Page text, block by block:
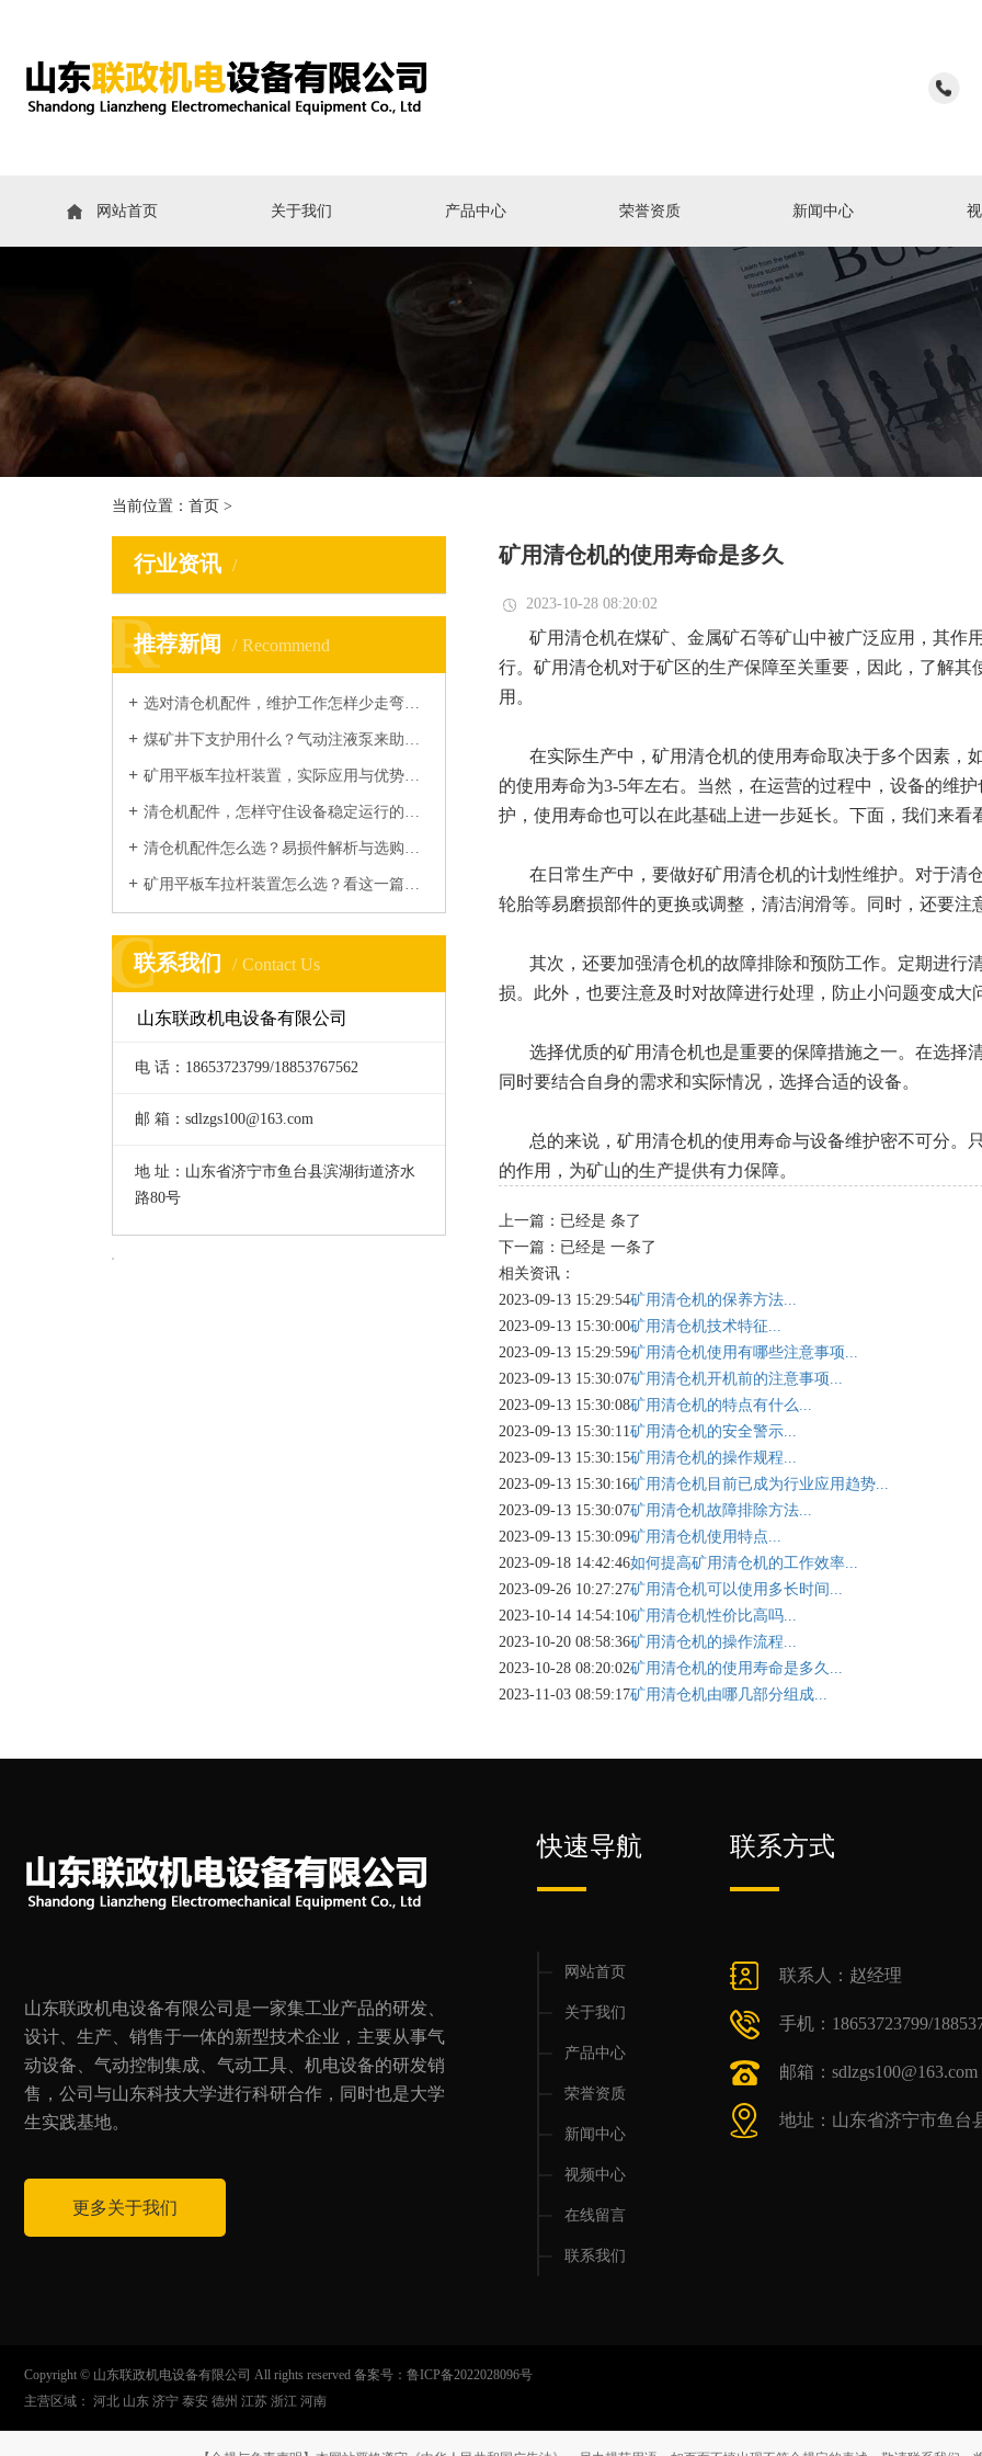
网站首页 关于我们 产品中心 荣誉资质 新闻中心
当前位置： 首页 >
行业资讯
推荐新闻 Recommend
R
R
选对清仓机配件，维护工作怎样少走弯路？...
煤矿井下支护用什么？气动注液泵来助力...
矿用平板车拉杆装置，实际应用与优势你了解多少？...
清仓机配件，怎样守住设备稳定运行的底线？...
清仓机配件怎么选？易损件解析与选购指南...
矿用平板车拉杆装置怎么选？看这一篇就够...
联系我们 Contact Us
C
C
山东联政机电设备有限公司
电 话：18653723799/18853767562
邮 箱：sdlzgs100@163.com
地 址：山东省济宁市鱼台县滨湖街道济水
路80号
矿用清仓机的使用寿命是多久
2023-10-28 08:20:02
矿用清仓机在煤矿、金属矿石等矿山中被广泛应用，其作
行。矿用清仓机对于矿区的生产保障至关重要，因此，了解
用。
在实际生产中，矿用清仓机的使用寿命取决于多个因素，
的使用寿命为3-5年左右。当然，在运营的过程中，设备的维
护，使用寿命也可以在此基础上进一步延长。下面，我们来看
在日常生产中，要做好矿用清仓机的计划性维护。对于清
轮胎等易磨损部件的更换或调整，清洁润滑等。同时，还要
其次，还要加强清仓机的故障排除和预防工作。定期进行
损。此外，也要注意及时对故障进行处理，防止小问题变成大
选择优质的矿用清仓机也是重要的保障措施之一。在选择
同时要结合自身的需求和实际情况，选择合适的设备。
总的来说，矿用清仓机的使用寿命与设备维护密不可分。
的作用，为矿山的生产提供有力保障。
上一篇：已经是 条了
下一篇：已经是 一条了
相关资讯：
2023-09-13 15:29:54矿用清仓机的保养方法...
2023-09-13 15:30:00矿用清仓机技术特征...
2023-09-13 15:29:59矿用清仓机使用有哪些注意事项...
2023-09-13 15:30:07矿用清仓机开机前的注意事项...
2023-09-13 15:30:08矿用清仓机的特点有什么...
2023-09-13 15:30:11矿用清仓机的安全警示...
2023-09-13 15:30:15矿用清仓机的操作规程...
2023-09-13 15:30:16矿用清仓机目前已成为行业应用趋势...
2023-09-13 15:30:07矿用清仓机故障排除方法...
2023-09-13 15:30:09矿用清仓机使用特点...
2023-09-18 14:42:46如何提高矿用清仓机的工作效率...
2023-09-26 10:27:27矿用清仓机可以使用多长时间...
2023-10-14 14:54:10矿用清仓机性价比高吗...
2023-10-20 08:58:36矿用清仓机的操作流程...
2023-10-28 08:20:02矿用清仓机的使用寿命是多久...
2023-11-03 08:59:17矿用清仓机由哪几部分组成...
山东联政机电设备有限公司是一家集工业产品的研发、
设计、生产、销售于一体的新型技术企业，主要从事气
动设备、气动控制集成、气动工具、机电设备的研发销
售，公司与山东科技大学进行科研合作，同时也是大学
生实践基地。
更多关于我们
快速导航
网站首页
关于我们
产品中心
荣誉资质
新闻中心
视频中心
在线留言
联系我们
联系方式
联系人：赵经理
手机：18653723799/
邮箱：sdlzgs100@163.com
地址：山东省济宁市鱼台
Copyright © 山东联政机电设备有限公司 All rights reserved 备案号： 鲁ICP备2022028096号
主营区域： 河北 山东 济宁 泰安 德州 江苏 浙江 河南